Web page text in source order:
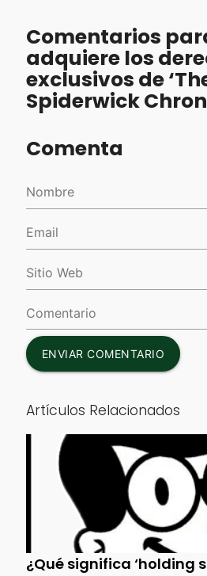
Comentarios
adquiere los
exclusivos de
Spiderwick
Comenta
ENVIAR COMENTARIO
Artículos Relacionados
¿Qué significa ‘holding